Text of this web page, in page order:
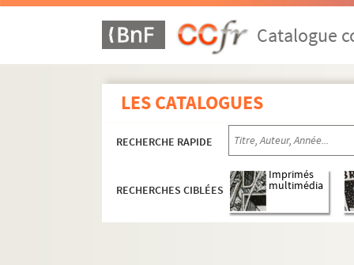
Catalogue
LES CATALOGUES
RECHERCHE RAPIDE
RECHERCHES CIBLÉES
Imprimés
multimédia